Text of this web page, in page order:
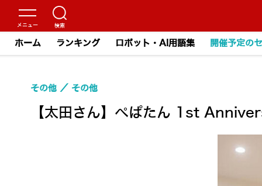
ホーム ランキング ロボット・AI用語集 開催予定の
【太田さん】ぺぱたん 1st
その他 その他